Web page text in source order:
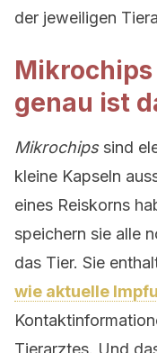
der jeweiligen
genau ist
Mikrochipssind
kleine Kapseln
eines Reiskorns
speichern sie alle
das Tier. Sie
wie aktuelle
Tierarztes. Und